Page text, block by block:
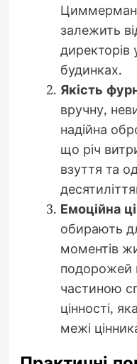
залежить
будинках.
Якість
вручну,
надійна
що річ
взуття та
Емоційна
обирають
моментів
подорожей
частиною
цінності,
межі